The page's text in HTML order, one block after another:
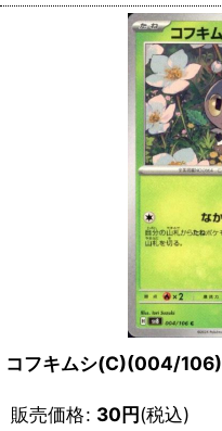
コフキムシ(C)(004/106)
販売価格: 30円(税込)